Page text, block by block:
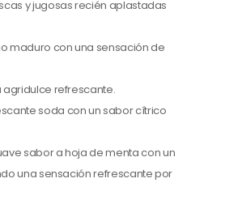
y jugosas recién aplastadas
maduro con una sensación de
agridulce refrescante.
soda con un sabor cítrico
sabor a hoja de menta con un
una sensación refrescante por